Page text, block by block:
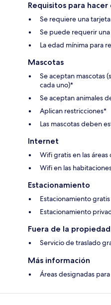
Requisitos para hacer
Se requiere una
Se puede requerir
La edad mínima para
Mascotas
Se aceptan mascotas
cada uno)*
Se aceptan animales
Aplican restricciones*
Las mascotas deben
Internet
Wifi gratis en las áreas
Wifi en las
Estacionamiento
Estacionamiento
Estacionamiento
Fuera de la propiedad
Servicio de traslado
Más información
Áreas designadas